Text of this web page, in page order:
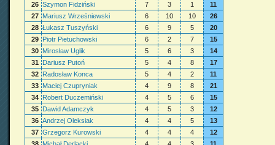
26 Szymon Fidziński 7 3 1
11
27 Mariusz Wrześniewski 6 10 10
26
28 Łukasz Tuszyński 6 9 5
20
29 Piotr Pietuchowski 6 2 7
15
30 Mirosław Uglik 5 6 3
14
31
Dariusz Putoń 5 4 8
17
32 Radosław Konca 5 4 2
11
33 Maciej Czupryniak 4 9 8
21
34 Robert Duczemiński 4 5 6
15
35 Dawid Adamczyk 4 5 3
12
36 Andrzej Oleksiak 4 4 5
13
37 Grzegorz Kurowski 4 4 4
12